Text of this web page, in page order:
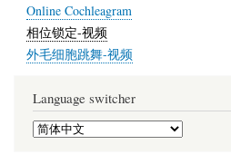
Online Cochleagram
相位锁定-视频
外毛细胞跳舞-视频
Language switcher
Select
your